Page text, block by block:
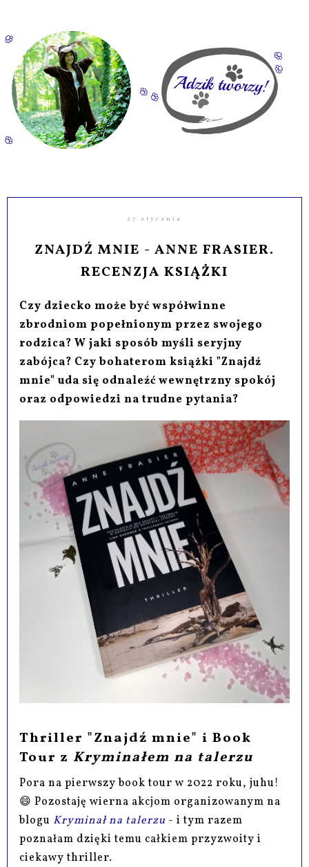
27 stycznia
ZNAJDŹ MNIE - ANNE FRASIER.
RECENZJA KSIĄŻKI
Czy dziecko może być współwinne
zbrodniom popełnionym przez swojego
rodzica? W jaki sposób myśli seryjny
zabójca? Czy bohaterom książki "Znajdź
mnie" uda się odnaleźć wewnętrzny spokój
oraz odpowiedzi na trudne pytania?
Thriller "Znajdź mnie" i Book
Tour z Kryminałem na talerzu
Pora na pierwszy book tour w 2022 roku, juhu!
😄 Pozostaję wierna akcjom organizowanym na
blogu Kryminał na talerzu - i tym razem
poznałam dzięki temu całkiem przyzwoity i
ciekawy thriller.